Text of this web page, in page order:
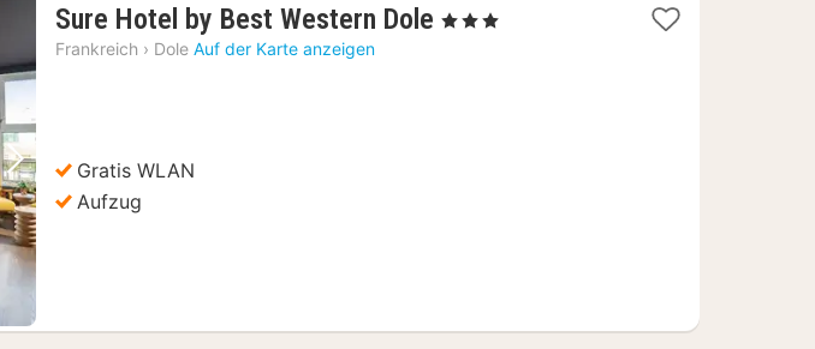
Nächstes Bild
Sure Hotel by Best Western Dole 1
, 3 Sterne
Frankreich › Dole Auf der Karte anzeigen
Gratis WLAN
Aufzug